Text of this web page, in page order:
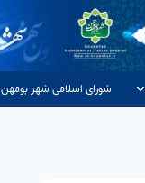
شورای اسلامی شهر بومهن